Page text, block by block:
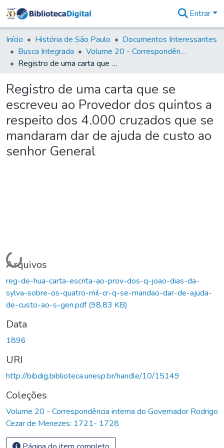
&
Coleções
Tudo na
Biblioteca
Estatísticas
Entrar
Início História de São Paulo
Documentos Interessantes
Busca Integrada
Volume 20 - Correspondência interna do Governador Rodrigo Cezar de Menezes: 1721- 1728
Registro de uma carta que se escreveu ao Provedor dos quintos a respeito dos 4.000 cruzados que se mandaram dar de ajuda de custo ao senhor General
Registro de uma carta que se
escreveu ao Provedor dos quintos a
respeito dos 4.000 cruzados que se
mandaram dar de ajuda de custo ao
senhor General
Carregando...
Arquivos
reg-de-hua-carta-escrita-ao-prov-dos-q-joao-dias-da-
sylva-sobre-os-quatro-mil-cr-q-se-mandao-dar-de-ajuda-
de-custo-ao-s-gen.pdf(98,83 KB)
Data
1896
URI
http://bibdig.biblioteca.unesp.br/handle/10/15149
Coleções
Volume 20 - Correspondência interna do Governador Rodrigo
Cezar de Menezes: 1721- 1728